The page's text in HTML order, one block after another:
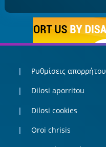
Ρυθμίσεις απορρήτου
Dilosi aporritou
Dilosi cookies
Oroi chrisis